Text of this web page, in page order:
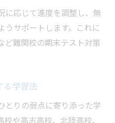
に応じて進度を調整し、無
うサポートします。これに
ど難関校の期末テスト対策
る学習法
とりの弱点に寄り添った学
や高志高校、北陸高校、